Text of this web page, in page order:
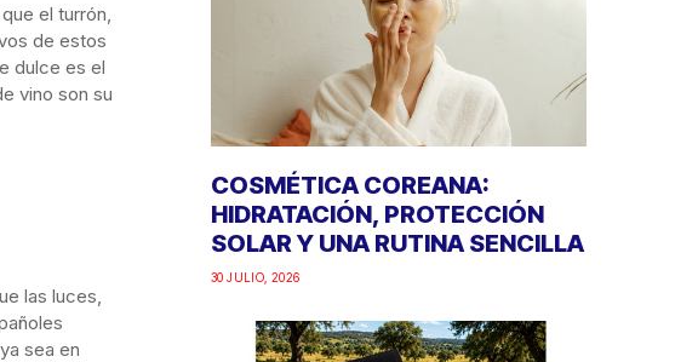
el turrón,
de estos
dulce es el
vino son su
las luces,
sea en
COSMÉTICA COREANA:
HIDRATACIÓN, PROTECCIÓN
SOLAR Y UNA RUTINA SENCILLA
30 JULIO, 2026